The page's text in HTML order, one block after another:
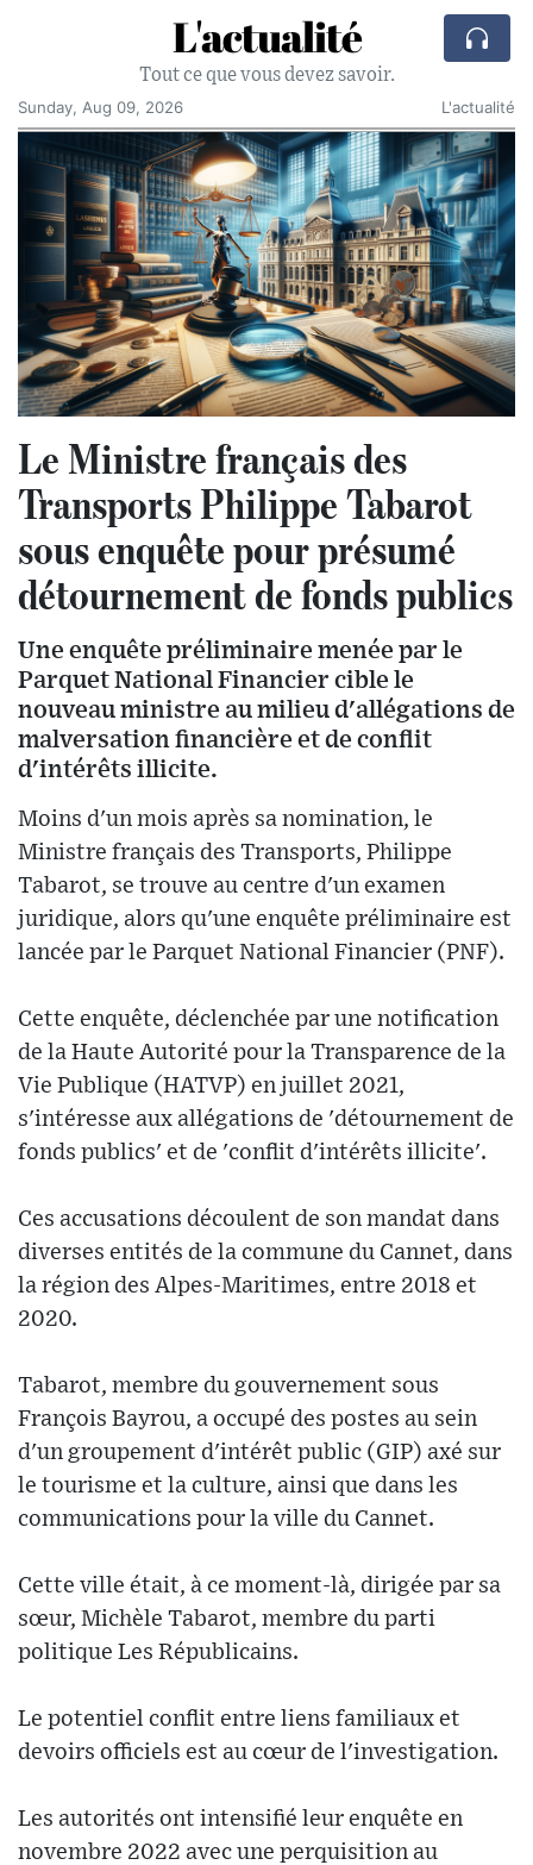
L'actualité
Tout ce que vous devez savoir.
Sunday, Aug 09, 2026
L'actualité
Le Ministre français des
Transports Philippe Tabarot
sous enquête pour présumé
détournement de fonds publics
Une enquête préliminaire menée par le
Parquet National Financier cible le
nouveau ministre au milieu d'allégations de
malversation financière et de conflit
d'intérêts illicite.
Moins d'un mois après sa nomination, le
Ministre français des Transports, Philippe
Tabarot, se trouve au centre d'un examen
juridique, alors qu'une enquête préliminaire est
lancée par le Parquet National Financier (PNF).
Cette enquête, déclenchée par une notification
de la Haute Autorité pour la Transparence de la
Vie Publique (HATVP) en juillet 2021,
s'intéresse aux allégations de 'détournement de
fonds publics' et de 'conflit d'intérêts illicite'.
Ces accusations découlent de son mandat dans
diverses entités de la commune du Cannet, dans
la région des Alpes-Maritimes, entre 2018 et
2020.
Tabarot, membre du gouvernement sous
François Bayrou, a occupé des postes au sein
d'un groupement d'intérêt public (GIP) axé sur
le tourisme et la culture, ainsi que dans les
communications pour la ville du Cannet.
Cette ville était, à ce moment-là, dirigée par sa
sœur, Michèle Tabarot, membre du parti
politique Les Républicains.
Le potentiel conflit entre liens familiaux et
devoirs officiels est au cœur de l'investigation.
Les autorités ont intensifié leur enquête en
novembre 2022 avec une perquisition au